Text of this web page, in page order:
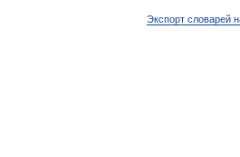
Экспорт словарей